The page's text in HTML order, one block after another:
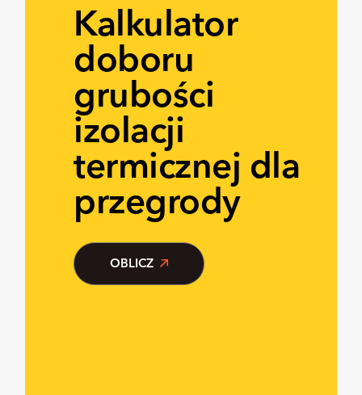
Kalkulator
doboru
grubości
izolacji
termicznej dla
przegrody
OBLICZ